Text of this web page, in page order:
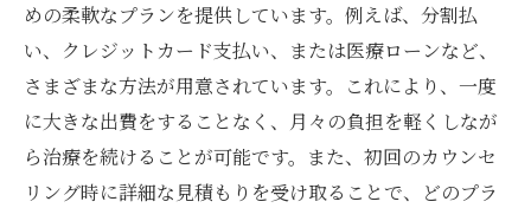
めの柔軟なプランを提供しています。例えば、分割払
い、クレジットカード支払い、または医療ローンなど、
さまざまな方法が用意されています。これにより、一度
に大きな出費をすることなく、月々の負担を軽くしなが
ら治療を続けることが可能です。また、初回のカウンセ
リング時に詳細な見積もりを受け取ることで、どのプラ